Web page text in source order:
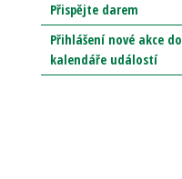
Přispějte darem
Přihlášení nové akce do
kalendáře událostí